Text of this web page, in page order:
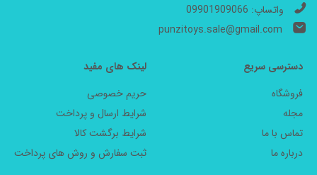
واتساپ: 09901909066
punzitoys.sale@gmail.com
دسترسی سریع
فروشگاه
مجله
تماس با ما
درباره ما
لینک های مفید
حریم خصوصی
شرایط ارسال و پرداخت
شرایط برگشت کالا
ثبت سفارش و روش های پرداخت